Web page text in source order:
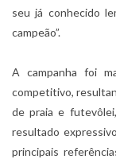
seu já conhecido
campeão”.
A campanha foi
competitivo,
de praia e
resultado
principais